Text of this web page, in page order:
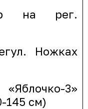
на рег.
Ножках
3»
145 см)